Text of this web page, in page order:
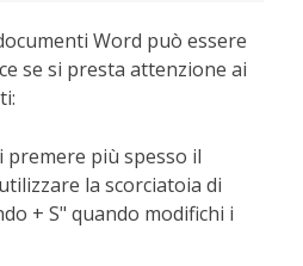
Word può essere
se si presta attenzione ai
più spesso il
la scorciatoia di
+ S" quando modifichi i